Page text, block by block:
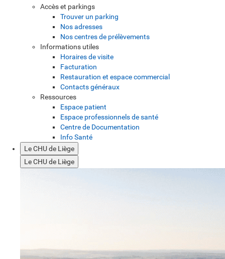
Accès et parkings
Trouver un parking
Nos adresses
Nos centres de prélèvements
Informations utiles
Horaires de visite
Facturation
Restauration et espace commercial
Contacts généraux
Ressources
Espace patient
Espace professionnels de santé
Centre de Documentation
Info Santé
Le CHU de Liège
Le CHU de Liège